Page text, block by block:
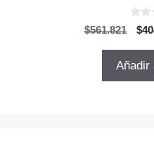
$561.821
El
$
Añadir